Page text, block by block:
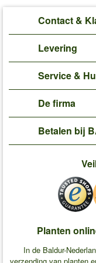
Contact &
Levering
Service &
De firma
Betalen bij
Planten
In de Baldur-